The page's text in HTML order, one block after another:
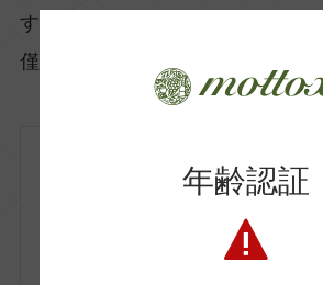
す。
僅差で２位になりました。
Herve Kerlann
年齢認証